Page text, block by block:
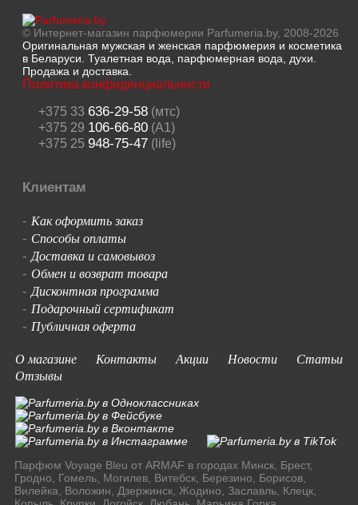
© Интернет-магазин парфюмерии Parfumeria.by, 2008-2026
Оригинальная мужская и женская парфюмерия и косметика
в Беларуси. Туалетная вода, парфюмерная вода, духи.
Продажа и доставка.
Политика конфиденциальности
+375 33 636-29-58(мтс)
+375 29 106-66-80(A1)
+375 25 948-75-47(life)
Клиентам
- Как оформить заказ
- Способы оплаты
-Доставка и самовывоз
- Обмен и возврат товара
-Дисконтная программа
- Подарочный сертификат
- Публичная оферта
О магазине
Контакты Акции Новости
Статьи
Отзывы
Парфюм Voyage Bleu от ARMAF в городах Минск, Брест,
Гродно, Гомель, Могилев, Витебск, Березино, Борисов,
Вилейка, Воложин, Дзержинск, Жодино, Заславль, Клецк,